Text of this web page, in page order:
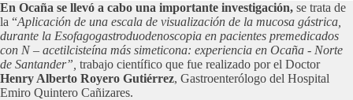
En Ocaña se llevó a cabo una importante investigación, se trata de
la “Aplicación de una escala de visualización de la mucosa gástrica,
durante la Esofagogastroduodenoscopia en pacientes premedicados
con N – acetilcisteína más simeticona: experiencia en Ocaña - Norte
de Santander”, trabajo científico que fue realizado por el Doctor
Henry Alberto Royero Gutiérrez, Gastroenterólogo del Hospital
Emiro Quintero Cañizares.